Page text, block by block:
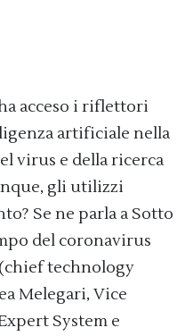
acceso i riflettori
artificiale nella
virus e della ricerca
gli utilizzi
Se ne parla a Sotto
del coronavirus
technology
Melegari, Vice
System e